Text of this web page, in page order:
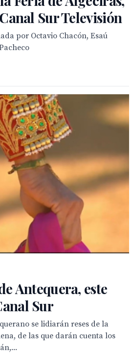
Sur Televisión
por Octavio Chacón, Esaú
Antequera, este
Sur
se lidiarán reses de la
de las que darán cuenta los